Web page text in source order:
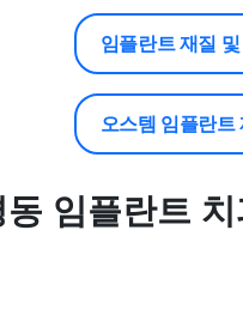
임플란트 재질
오스템 임플란트
임플란트